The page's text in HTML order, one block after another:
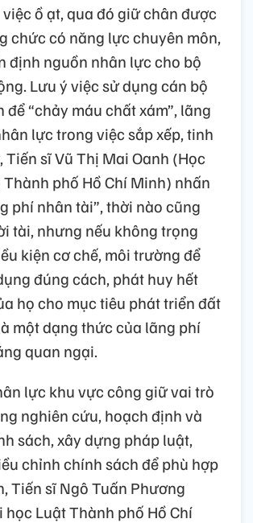
ồ ạt, qua đó giữ chân được
chức có năng lực chuyên môn,
định nguồn nhân lực cho bộ
Lưu ý việc sử dụng cán bộ
để “chảy máu chất xám”, lãng
lực trong việc sắp xếp, tinh
Tiến sĩ Vũ Thị Mai Oanh (Học
Thành phố Hồ Chí Minh) nhấn
phí nhân tài”, thời nào cũng
tài, nhưng nếu không trọng
kiện cơ chế, môi trường để
đúng cách, phát huy hết
họ cho mục tiêu phát triển đất
một dạng thức của lãng phí
quan ngại.
lực khu vực công giữ vai trò
nghiên cứu, hoạch định và
sách, xây dựng pháp luật,
chỉnh chính sách để phù hợp
Tiến sĩ Ngô Tuấn Phương
Luật Thành phố Hồ Chí